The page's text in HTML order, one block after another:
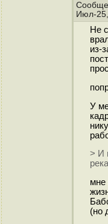
Июл-
Не
из-
У
> И
мне
(но